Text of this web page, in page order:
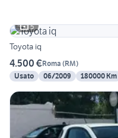
5
Toyota iq
4.500 €Roma (RM)
Usato
06/2009 180000 Km